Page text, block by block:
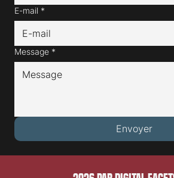
E-mail *
Message *
Envoyer